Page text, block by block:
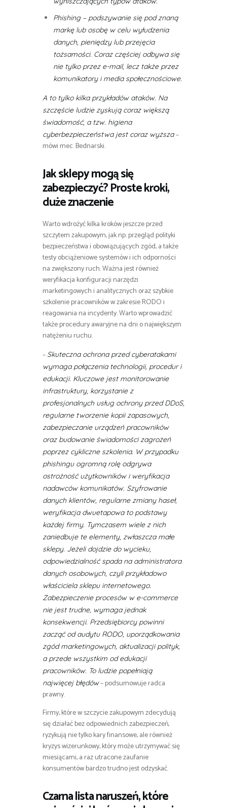
Phishing – podszywanie się pod znaną
markę lub osobę w celu wyłudzenia
danych, pieniędzy lub przejęcia
tożsamości. Coraz częściej odbywa się
nie tylko przez e-mail, lecz także przez
komunikatory i media społecznościowe.
A to tylko kilka przykładów ataków. Na
szczęście ludzie zyskują coraz większą
świadomość, a tzw. higiena
cyberbezpieczeństwa jest coraz wyższa–
mówi mec. Bednarski.
Jak sklepy mogą się
zabezpieczyć? Proste kroki,
duże znaczenie
Warto wdrożyć kilka kroków jeszcze przed
szczytem zakupowym, jak np. przegląd polityki
bezpieczeństwa i obowiązujących zgód, a także
testy obciążeniowe systemów i ich odporności
na zwiększony ruch. Ważna jest również
weryfikacja konfiguracji narzędzi
marketingowych i analitycznych oraz szybkie
szkolenie pracowników w zakresie RODO i
reagowania na incydenty. Warto wprowadzić
także procedury awaryjne na dni o największym
natężeniu ruchu.
– Skuteczna ochrona przed cyberatakami
wymaga połączenia technologii, procedur i
edukacji. Kluczowe jest monitorowanie
infrastruktury, korzystanie z
profesjonalnych usług ochrony przed DDoS,
regularne tworzenie kopii zapasowych,
zabezpieczanie urządzeń pracowników
oraz budowanie świadomości zagrożeń
poprzez cykliczne szkolenia. W przypadku
phishingu ogromną rolę odgrywa
ostrożność użytkowników i weryfikacja
nadawców komunikatów. Szyfrowanie
danych klientów, regularne zmiany haseł,
weryfikacja dwuetapowa to podstawy
każdej firmy. Tymczasem wiele z nich
zaniedbuje te elementy, zwłaszcza małe
sklepy. Jeżeli dojdzie do wycieku,
odpowiedzialność spada na administratora
danych osobowych, czyli przykładowo
właściciela sklepu internetowego.
Zabezpieczenie procesów w e-commerce
nie jest trudne, wymaga jednak
konsekwencji. Przedsiębiorcy powinni
zacząć od audytu RODO, uporządkowania
zgód marketingowych, aktualizacji polityk,
a przede wszystkim od edukacji
pracowników. To ludzie popełniają
najwięcej błędów– podsumowuje radca
prawny.
Firmy, które w szczycie zakupowym zdecydują
się działać bez odpowiednich zabezpieczeń,
ryzykują nie tylko kary finansowe, ale również
kryzys wizerunkowy, który może utrzymywać się
miesiącami, a raz utracone zaufanie
konsumentów bardzo trudno jest odzyskać.
Czarna lista naruszeń, które